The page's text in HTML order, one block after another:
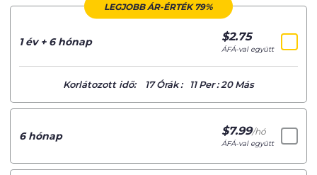
LEGJOBB ÁR-ÉRTÉK 79%
1 év + 6 hónap $2.75/hó
ÁFÁ-val együtt
Korlátozott idő: 17 Órák : 11 Per : 20 Más
6 hónap $7.99/hó
ÁFÁ-val együtt